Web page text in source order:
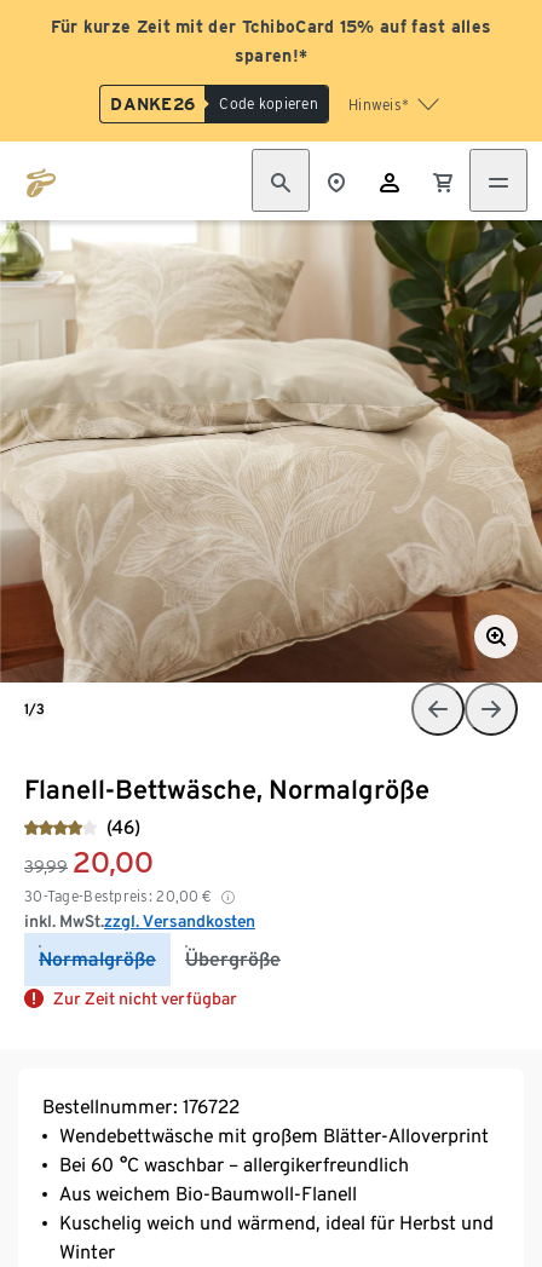
Für kurze Zeit mit der TchiboCard 15% auf fast alles
sparen!*
DANKE26 Code kopieren Hinweis*
Flanell-Bettwäsche, Normalgröße
(46)
39,99 20,00
30-Tage-Bestpreis: 20,00 €
inkl. MwSt.zzgl. Versandkosten
Normalgröße Übergröße
Zur Zeit nicht verfügbar
1/3
Bestellnummer: 176722
Wendebettwäsche mit großem Blätter-Alloverprint
Bei 60 °C waschbar – allergikerfreundlich
Aus weichem Bio-Baumwoll-Flanell
Kuschelig weich und wärmend, ideal für Herbst und
Winter